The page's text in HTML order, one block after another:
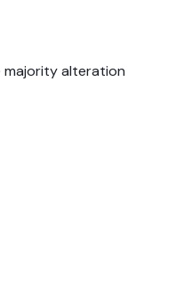
majority alteration